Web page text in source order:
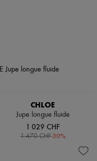
CHLOE
Jupe longue fluide
1 029 CHF
1 470 CHF-30%